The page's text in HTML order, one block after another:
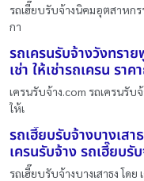
รถเฮี๊ยบรับจ้างนิคมอุตสาหกร
กา
รถเครนรับจ้างวังทรา
เช่า ให้เช่ารถเครน ราค
เครนรับจ้าง.com รถเครนรับ
ให้เ
รถเฮี๊ยบรับจ้างบางเส
เครนรับจ้าง รถเฮี๊ยบรั
รถเฮี๊ยบรับจ้างบางเสาธง โด